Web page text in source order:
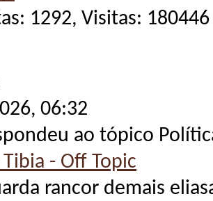
1292, Visitas: 180446
06:32
ao tópico
- Off Topic
rancor demais